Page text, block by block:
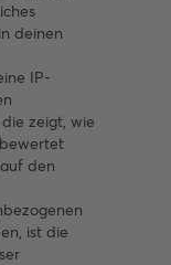
deinen
IP-
zeigt, wie
den
ist die